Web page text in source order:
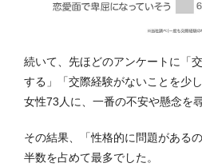
続いて、先ほどのアンケートに「
する」「交際経験がないことを少
女性73人に、一番の不安や懸念を
その結果、「性格的に問題がある
半数を占めて最多でした。